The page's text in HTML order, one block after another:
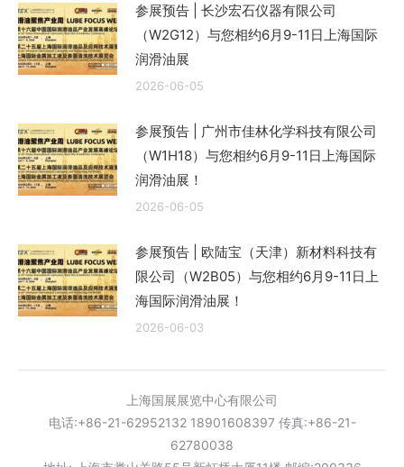
参展预告 | 长沙宏石仪器有限公司
（W2G12）与您相约6月9-11日上海国际
润滑油展
2026-06-05
参展预告 | 广州市佳林化学科技有限公司
（W1H18）与您相约6月9-11日上海国际
润滑油展！
2026-06-05
参展预告 | 欧陆宝（天津）新材料科技有
限公司（W2B05）与您相约6月9-11日上
海国际润滑油展！
2026-06-03
上海国展展览中心有限公司
电话:+86-21-62952132 18901608397 传真:+86-21-
62780038